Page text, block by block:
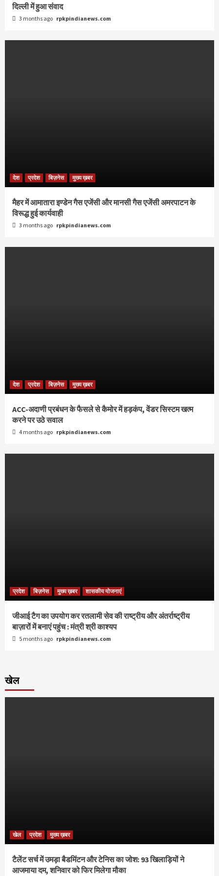
दिल्ली में हुआ संवाद
3 months ago rpkpindianews.com
देश प्रदेश बिज़नेस मुख्य ख़बर
मैहर में आमातारा इण्डेन गैस एजेंसी और मानसी गैस एजेंसी अमरपाटन के
विरूद्ध हुई कार्यवाही
3 months ago rpkpindianews.com
देश प्रदेश बिज़नेस मुख्य ख़बर
ACC-अदाणी प्रबंधन के फैसले से कैमोर में हड़कंप, वेंडर सिस्टम खत्म
करने पर उठे सवाल
4 months ago rpkpindianews.com
प्रदेश बिज़नेस मुख्य ख़बर शासकीय योजनाएं
जीआई टैग का उपयोग कर रतलामी सेव की राष्ट्रीय और अंतर्राष्ट्रीय
बाज़ारों में बनाएं पहुंच : मंत्री श्री काश्यप
5 months ago rpkpindianews.com
खेल
खेल प्रदेश मुख्य ख़बर
टैलेंट सर्च में उमड़ा बैडमिंटन और टेनिस का जोश: 93 खिलाड़ियों ने
आजमाया दम, शनिवार को फिर मिलेगा मौका